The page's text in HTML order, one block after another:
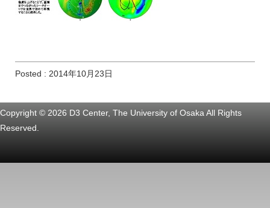
Posted : 2014年10月23日
Copyright © 2026 D3 Center, The University of Osaka All Rights
Reserved.